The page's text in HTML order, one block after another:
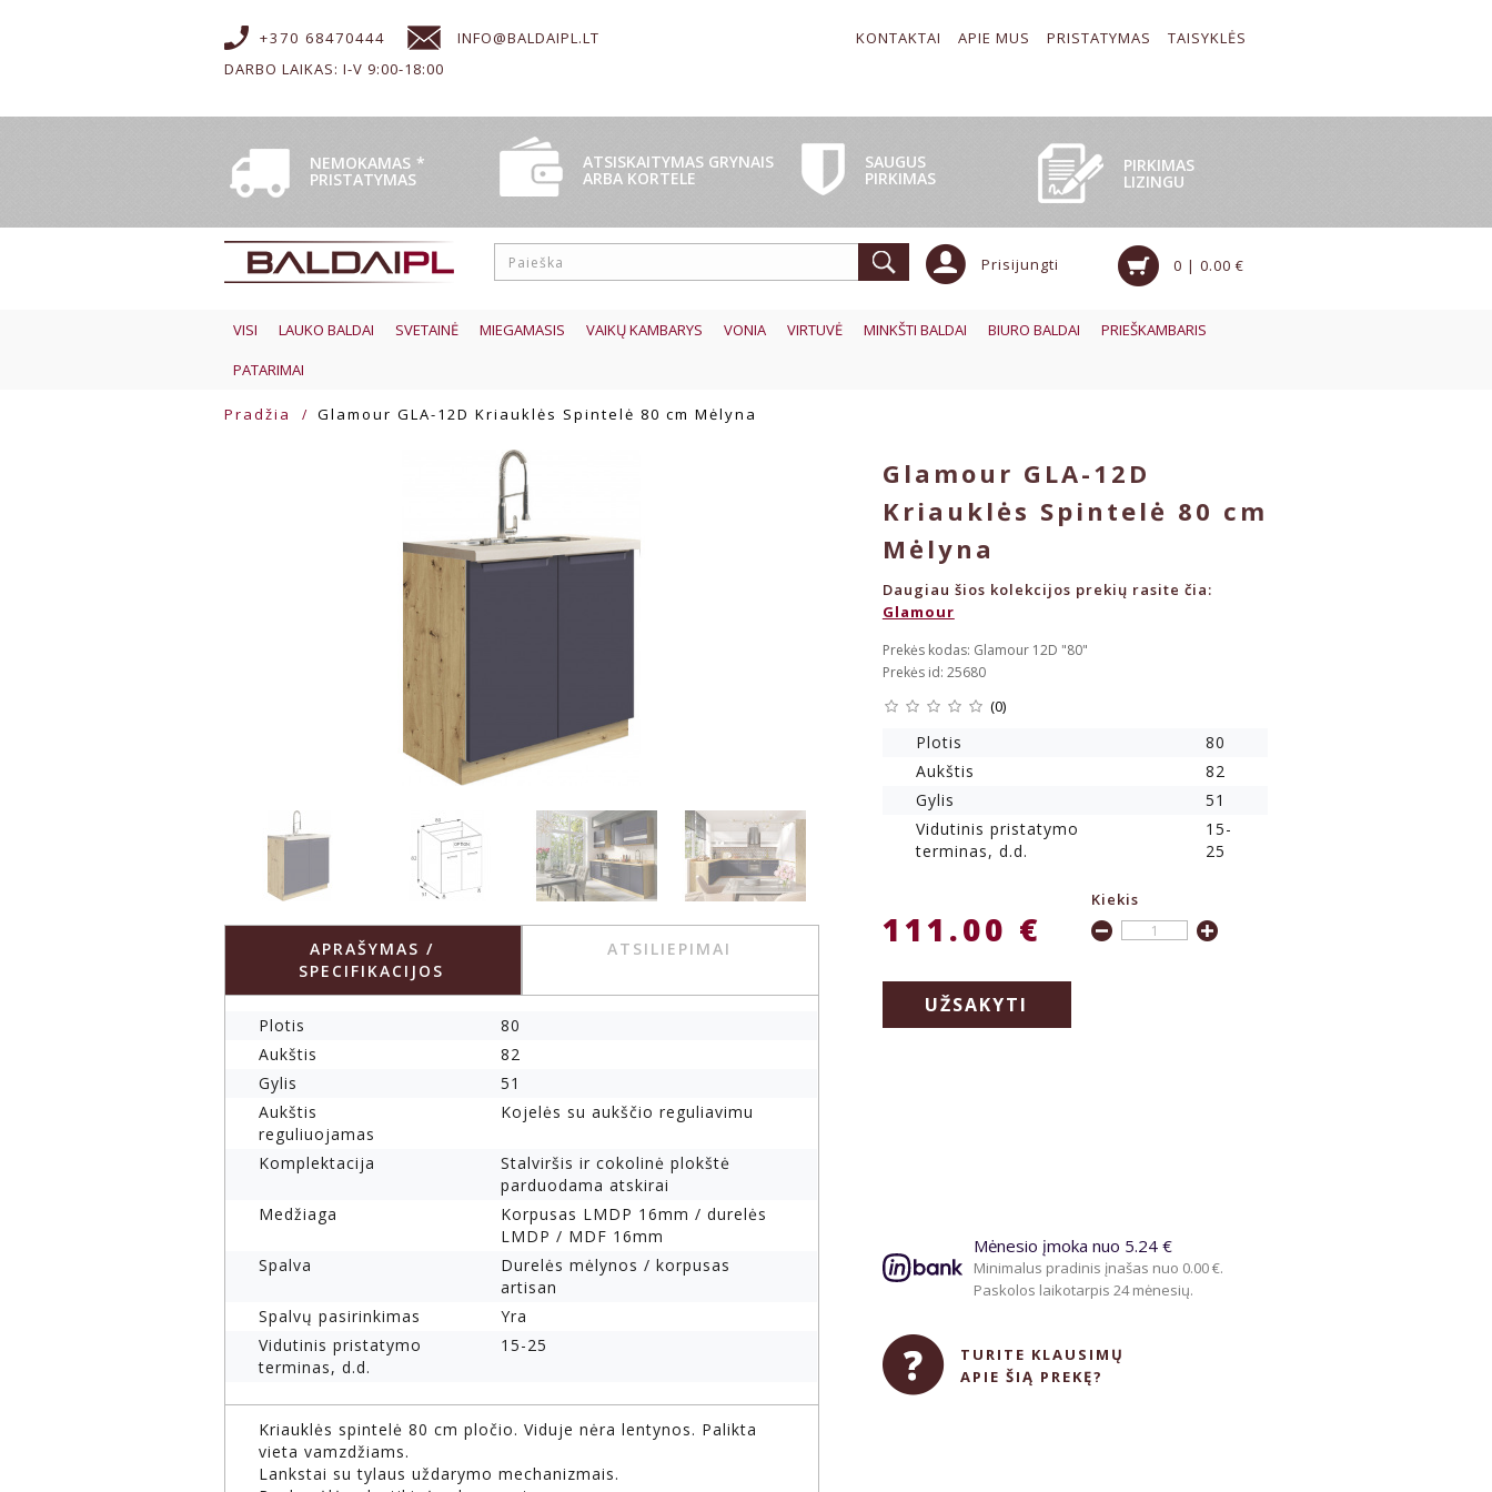
+370 68470444
INFO@BALDAIPL.LT
DARBO LAIKAS: I-V 9:00-18:00
KONTAKTAI APIE MUS PRISTATYMAS TAISYKLĖS
NEMOKAMAS
PRISTATYMAS
* ATSISKAITYMAS GRYNAIS
ARBA KORTELE
SAUGUS
PIRKIMAS
PIRKIMAS
LIZINGU
Prisijungti 0 | 0.00 €
VISI LAUKO BALDAI SVETAINĖ MIEGAMASIS VAIKŲ KAMBARYS VONIA VIRTUVĖ MINKŠTI BALDAI BIURO BALDAI
PRIEŠKAMBARIS
PATARIMAI
Pradžia Glamour GLA-12D Kriauklės Spintelė 80 cm Mėlyna
APRAŠYMAS /
SPECIFIKACIJOS
ATSILIEPIMAI
Plotis
80
Aukštis
82
Gylis
51
Aukštis
reguliuojamas
Kojelės su aukščio reguliavimu
Komplektacija
Stalviršis ir cokolinė plokštė
parduodama atskirai
Medžiaga
Korpusas LMDP 16mm / durelės
LMDP / MDF 16mm
Spalva
Durelės mėlynos / korpusas
artisan
Spalvų pasirinkimas
Yra
Vidutinis pristatymo
terminas, d.d.
15-25
Kriauklės spintelė 80 cm pločio. Viduje nėra lentynos. Palikta
vieta vamzdžiams.
Lankstai su tylaus uždarymo mechanizmais.
Glamour GLA-12D
Kriauklės Spintelė 80 cm
Mėlyna
Daugiau šios kolekcijos prekių rasite čia:
Glamour
Prekės kodas: Glamour 12D "80"
Prekės id: 25680
(0)
Plotis
80
Aukštis
82
Gylis
51
Vidutinis pristatymo
terminas, d.d.
15-
25
111.00 €
Kiekis
UŽSAKYTI
Mėnesio įmoka nuo 5.24 €
Minimalus pradinis įnašas nuo 0.00 €.
Paskolos laikotarpis 24 mėnesių.
TURITE KLAUSIMŲ
APIE ŠIĄ PREKĘ?